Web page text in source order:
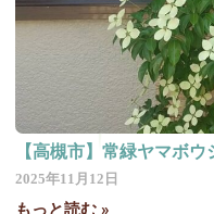
【高槻市】常緑ヤマボウ
2025年11月12日
もっと読む »